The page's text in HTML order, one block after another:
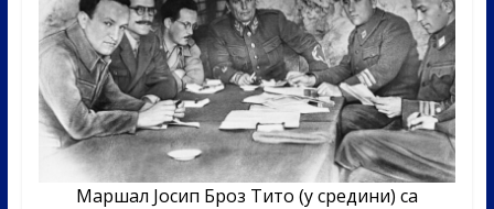
Mаршал Јосип Броз Тито (у средини) са